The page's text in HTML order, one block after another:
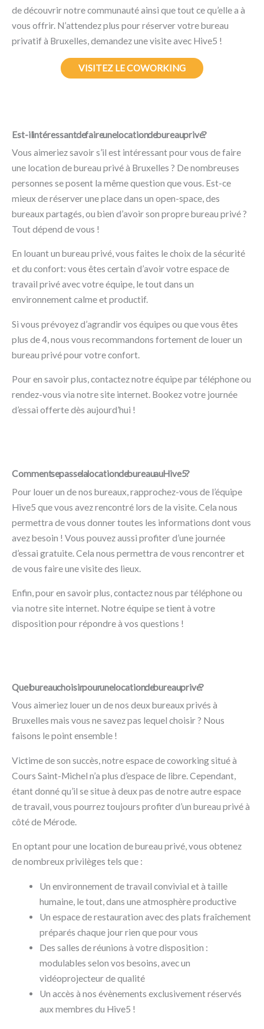
de découvrir notre communauté ainsi que tout ce qu’elle a à
vous offrir. N’attendez plus pour réserver votre bureau
privatif à Bruxelles, demandez une visite avec Hive5 !
VISITEZ LE COWORKING
Est-il intéressant de faire une location de bureau privé ?
Vous aimeriez savoir s’il est intéressant pour vous de faire
une location de bureau privé à Bruxelles ? De nombreuses
personnes se posent la même question que vous. Est-ce
mieux de réserver une place dans un open-space, des
bureaux partagés, ou bien d’avoir son propre bureau privé ?
Tout dépend de vous !
En louant un bureau privé, vous faites le choix de la sécurité
et du confort: vous êtes certain d’avoir votre espace de
travail privé avec votre équipe, le tout dans un
environnement calme et productif.
Si vous prévoyez d’agrandir vos équipes ou que vous êtes
plus de 4, nous vous recommandons fortement de louer un
bureau privé pour votre confort.
Pour en savoir plus, contactez notre équipe par téléphone ou
rendez-vous via notre site internet. Bookez votre journée
d’essai offerte dès aujourd’hui !
Comment se passe la location de bureau au Hive5 ?
Pour louer un de nos bureaux, rapprochez-vous de l’équipe
Hive5 que vous avez rencontré lors de la visite. Cela nous
permettra de vous donner toutes les informations dont vous
avez besoin ! Vous pouvez aussi profiter d’une journée
d’essai gratuite. Cela nous permettra de vous rencontrer et
de vous faire une visite des lieux.
Enfin, pour en savoir plus, contactez nous par téléphone ou
via notre site internet. Notre équipe se tient à votre
disposition pour répondre à vos questions !
Quel bureau choisir pour une location de bureau privé ?
Vous aimeriez louer un de nos deux bureaux privés à
Bruxelles mais vous ne savez pas lequel choisir ? Nous
faisons le point ensemble !
Victime de son succès, notre espace de coworking situé à
Cours Saint-Michel n’a plus d’espace de libre. Cependant,
étant donné qu’il se situe à deux pas de notre autre espace
de travail, vous pourrez toujours profiter d’un bureau privé à
côté de Mérode.
En optant pour une location de bureau privé, vous obtenez
de nombreux privilèges tels que :
Un environnement de travail convivial et à taille
humaine, le tout, dans une atmosphère productive
Un espace de restauration avec des plats fraîchement
préparés chaque jour rien que pour vous
Des salles de réunions à votre disposition :
modulables selon vos besoins, avec un
vidéoprojecteur de qualité
Un accès à nos évènements exclusivement réservés
aux membres du Hive5 !